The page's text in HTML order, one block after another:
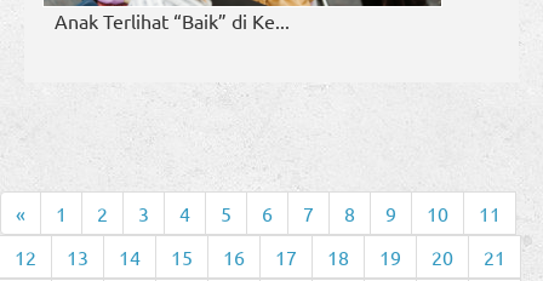
Anak Terlihat “Baik” di Ke...
« 1 2 3 4 5 6 7 8 9 10
11
12
13 14 15 16 17 18 19 20
21